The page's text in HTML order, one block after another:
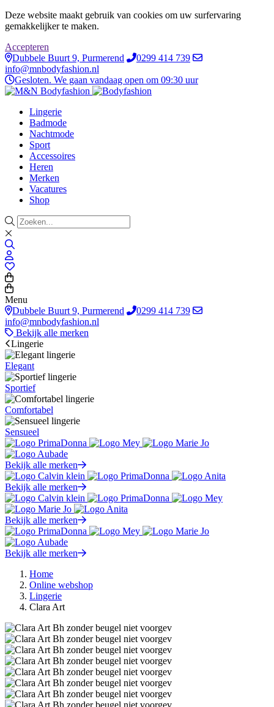
Deze website maakt gebruik van cookies om uw surfervaring
gemakkelijker te maken.
Accepteren
Dubbele Buurt 9, Purmerend
0299 414 739
info@mnbodyfashion.nl
Gesloten. We gaan vandaag open om 09:30 uur
Lingerie
Badmode
Nachtmode
Sport
Accessoires
Heren
Merken
Vacatures
Shop
Menu
Dubbele Buurt 9, Purmerend
0299 414 739
info@mnbodyfashion.nl
Bekijk alle merken
Lingerie
Elegant
Sportief
Comfortabel
Sensueel
Bekijk alle merken
Bekijk alle merken
Bekijk alle merken
Bekijk alle merken
Home
Online webshop
Lingerie
Clara Art